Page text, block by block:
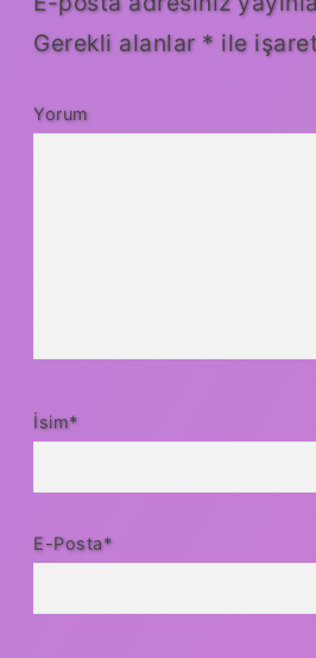
Gerekli alanlar * ile
Yorum
İsim*
E-Posta*